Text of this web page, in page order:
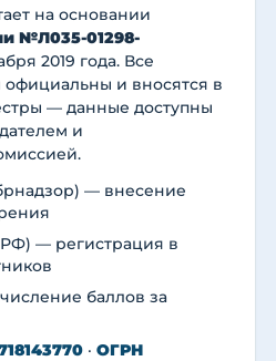
на основании
№Л035-01298-
2019 года. Все
и вносятся в
— данные доступны
и
— внесение
— регистрация в
баллов за
· ОГРН